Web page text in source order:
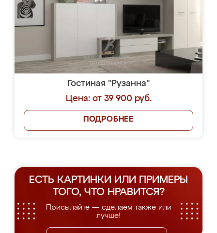
Гостиная "Рузанна"
Цена: от 39 900 руб.
ПОДРОБНЕЕ
ЕСТЬ КАРТИНКИ ИЛИ ПРИМЕРЫ
ТОГО, ЧТО НРАВИТСЯ?
Присылайте — сделаем также или
лучше!